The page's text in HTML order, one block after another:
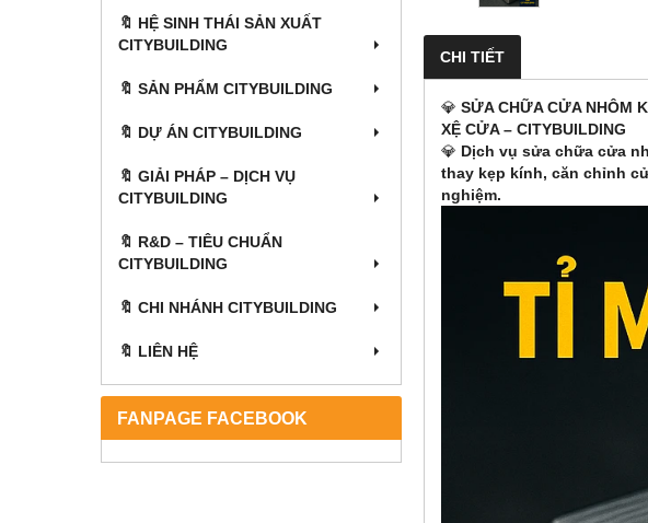
🔖 HỆ SINH THÁI SẢN XUẤT
CITYBUILDING
🔖 SẢN PHẨM CITYBUILDING
🔖 DỰ ÁN CITYBUILDING
🔖 GIẢI PHÁP – DỊCH VỤ
CITYBUILDING
🔖​​​​​​​ R&D – TIÊU CHUẨN
CITYBUILDING
🔖 CHI NHÁNH CITYBUILDING
🔖 LIÊN HỆ
FANPAGE FACEBOOK
CHI TIẾT
💎 SỬA CHỮA CỬA NHÔM
XỆ CỬA – CITYBUILDING
💎 Dịch vụ sửa chữa cửa
thay kẹp kính, căn chỉnh
nghiệm.